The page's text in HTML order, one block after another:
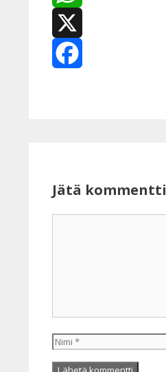
WhatsApp
X
Jätä kommentti
Nimi